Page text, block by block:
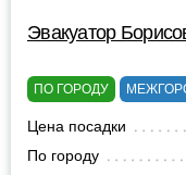
Эвакуатор
ПО ГОРОДУ
Цена посадки
По городу